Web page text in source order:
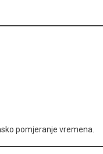
pomjeranje vremena.